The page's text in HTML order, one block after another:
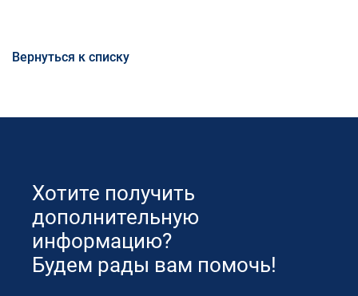
Вернуться к списку
Хотите получить
дополнительную
информацию?
Будем рады вам помочь!